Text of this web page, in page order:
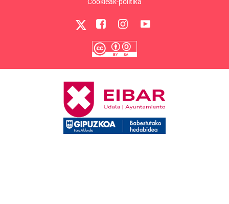
Cookieak-politika